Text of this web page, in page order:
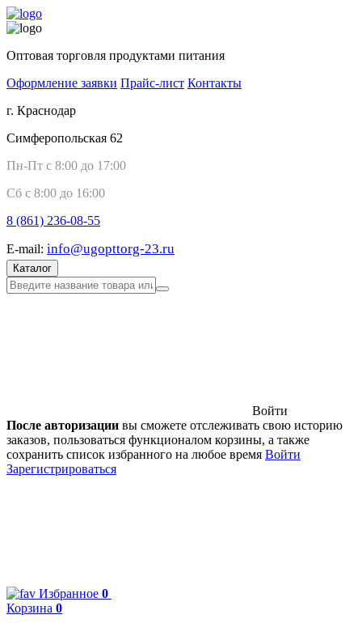
Оптовая торговля продуктами питания
Оформление заявки Прайс-лист Контакты
г. Краснодар
Симферопольская 62
Пн-Пт с 8:00 до 17:00
Сб с 8:00 до 16:00
8 (861) 236-08-55
E-mail: info@ugopttorg-23.ru
Каталог
Войти
После авторизации вы сможете отслеживать свою историю
заказов, пользоваться функционалом корзины, а также
сохранить список избранного на любое время Войти
Зарегистрироваться
Избранное 0
Корзина 0